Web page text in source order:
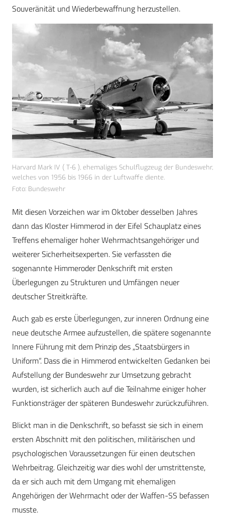
Souveränität und Wiederbewaffnung herzustellen.
Harvard Mark IV ( T-6 ), ehemaliges Schulflugzeug der Bundeswehr,
welches von 1956 bis 1966 in der Luftwaffe diente.
Foto: Bundeswehr
Mit diesen Vorzeichen war im Oktober desselben Jahres
dann das Kloster Himmerod in der Eifel Schauplatz eines
Treffens ehemaliger hoher Wehrmachtsangehöriger und
weiterer Sicherheitsexperten. Sie verfassten die
sogenannte Himmeroder Denkschrift mit ersten
Überlegungen zu Strukturen und Umfängen neuer
deutscher Streitkräfte.
Auch gab es erste Überlegungen, zur inneren Ordnung eine
neue deutsche Armee aufzustellen, die spätere sogenannte
Innere Führung mit dem Prinzip des „Staatsbürgers in
Uniform“. Dass die in Himmerod entwickelten Gedanken bei
Aufstellung der Bundeswehr zur Umsetzung gebracht
wurden, ist sicherlich auch auf die Teilnahme einiger hoher
Funktionsträger der späteren Bundeswehr zurückzuführen.
Blickt man in die Denkschrift, so befasst sie sich in einem
ersten Abschnitt mit den politischen, militärischen und
psychologischen Voraussetzungen für einen deutschen
Wehrbeitrag. Gleichzeitig war dies wohl der umstrittenste,
da er sich auch mit dem Umgang mit ehemaligen
Angehörigen der Wehrmacht oder der Waffen-SS befassen
musste.